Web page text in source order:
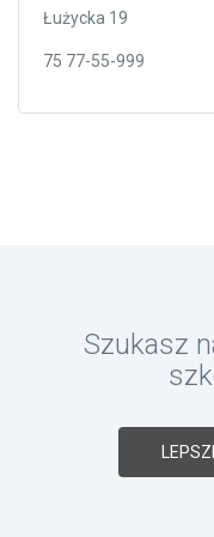
Łużycka 19
75 77-55-999
Szukasz